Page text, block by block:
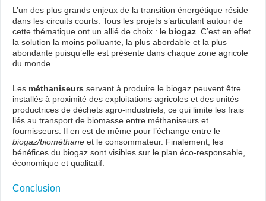
L’un des plus grands enjeux de la transition énergétique réside
dans les circuits courts. Tous les projets s’articulant autour de
cette thématique ont un allié de choix : le biogaz . C’est en effet
la solution la moins polluante, la plus abordable et la plus
abondante puisqu’elle est présente dans chaque zone agricole
du monde.
Les méthaniseurs servant à produire le biogaz peuvent être
installés à proximité des exploitations agricoles et des unités
productrices de déchets agro-industriels, ce qui limite les frais
liés au transport de biomasse entre méthaniseurs et
fournisseurs. Il en est de même pour l’échange entre le
biogaz/biométhane et le consommateur. Finalement, les
bénéfices du biogaz sont visibles sur le plan éco-responsable,
économique et qualitatif.
Conclusion